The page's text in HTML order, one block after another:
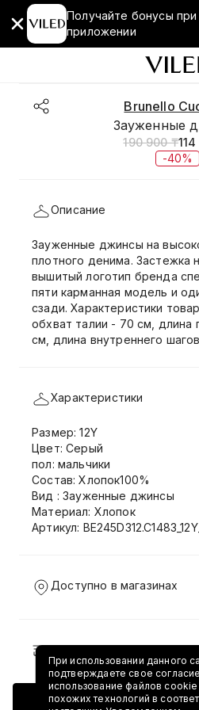
Получайте бонусы при
приложении
Brunello
Зауженные
190 900 ₸
-40%
Добавить в
Описание
Зауженные джинсы на
плотного денима. Застежка
вышитый логотип бренда
пяти карманная модель и
сзади. Характеристики
обхват талии - 70 см,
см, длина внутреннего
Характеристики
Размер: 12Y
Цвет: Серый
пол: мальчики
Состав: Хлопок100%
Вид : Зауженные джинсы
Материал: Хлопок
Артикул:
Доступно в магазинах
Доставка и возврат
При использовании данного
подтверждаете свое
использование файлов cookie
похожих технологий в